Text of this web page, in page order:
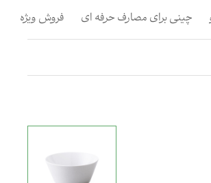
چینی برای مصارف حرفه ای فروش ویژه